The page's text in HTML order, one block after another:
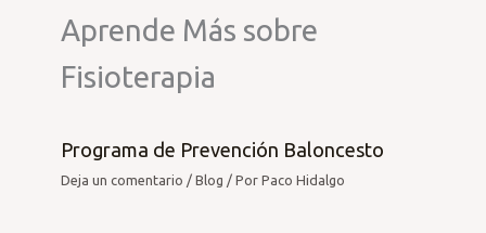
Aprende Más sobre
Fisioterapia
Programa de Prevención Baloncesto
Deja un comentario /Blog / PorPaco Hidalgo